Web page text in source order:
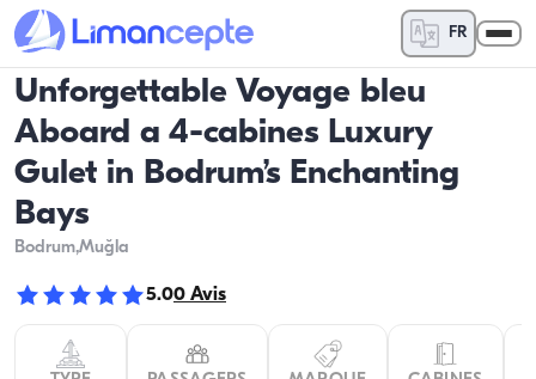
FR
Unforgettable Voyage bleu
Aboard a 4-cabines Luxury
Gulet in Bodrum’s Enchanting
Bays
Bodrum,Muğla
5.00 Avis